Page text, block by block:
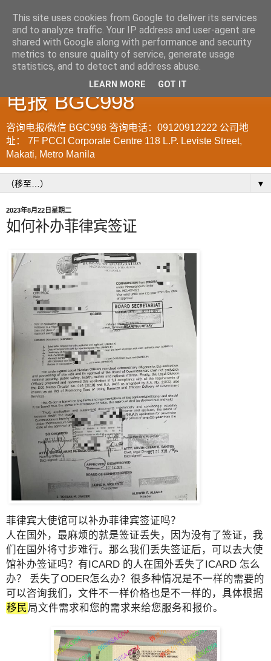
菲律宾998VISA移民公司
WWW.SRRV.DE 咨询微信/
电报 BGC998
咨询电报/微信 BGC998 咨询电话：09120912222 公司地
址： 7F PCCI Corporate Centre 118 L.P. Leviste Street,
Makati, Metro Manila
▼
2023年8月22日星期二
如何补办菲律宾签证
菲律宾大使馆可以补办菲律宾签证吗？
人在国外，最麻烦的就是签证丢失，因为没有了签证，我
们在国外将寸步难行。那么我们丢失签证后，可以去大使
馆补办签证吗？有ICARD 的人在国外丢失了ICARD 怎么
办？ 丢失了ODER怎么办？很多种情况是不一样的需要的
可以咨询我们，文件不一样价格也是不一样的，具体根据
移民 局文件需求和您的需求来给您服务和报价。
This site uses cookies from Google to deliver its services
and to analyze traffic. Your IP address and user-agent are
shared with Google along with performance and security
metrics to ensure quality of service, generate usage
statistics, and to detect and address abuse.
LEARN MORE GOT IT